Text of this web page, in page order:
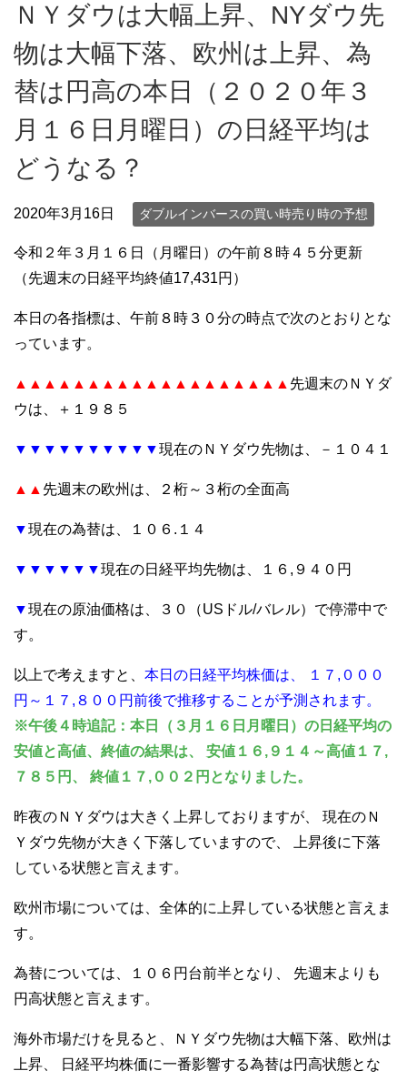
ＮＹダウは大幅上昇、NYダウ先
物は大幅下落、欧州は上昇、為
替は円高の本日（２０２０年３
月１６日月曜日）の日経平均は
どうなる？
2020年3月16日 ダブルインバースの買い時売り時の予想
令和２年３月１６日（月曜日）の午前８時４５分更新
（先週末の日経平均終値17,431円）
本日の各指標は、午前８時３０分の時点で次のとおりとな
っています。
▲▲▲▲▲▲▲▲▲▲▲▲▲▲▲▲▲▲▲ 先週末のＮＹダ
ウは、＋１９８５
▼▼▼▼▼▼▼▼▼▼現在のＮＹダウ先物は、－１０４１
▲▲ 先週末の欧州は、２桁～３桁の全面高
▼現在の為替は、１０６.１４
▼▼▼▼▼▼現在の日経平均先物は、１６,９４０円
▼現在の原油価格は、３０（USドル/バレル）で停滞中で
す。
以上で考えますと、 本日の日経平均株価は、
１７,０００
円～１７,８００円前後で推移することが予測されます。
※午後４時追記：本日（３月１６日月曜日）の日経平均の
安値と高値、終値の結果は、
安値１６,９１４～高値１７,
７８５円、
終値１７,００２円となりました。
昨夜のＮＹダウは大きく上昇しておりますが、
現在のＮ
Ｙダウ先物が大きく下落していますので、
上昇後に下落
している状態と言えます。
欧州市場については、全体的に上昇している状態と言えま
す。
為替については、１０６円台前半となり、
先週末よりも
円高状態と言えます。
海外市場だけを見ると、ＮＹダウ先物は大幅下落、欧州は
上昇、
日経平均株価に一番影響する為替は円高状態とな